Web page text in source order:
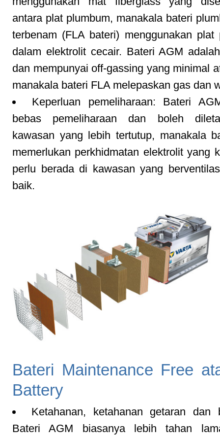
antara plat plumbum, manakala bateri
terbenam (FLA bateri) menggunakan plat
dalam elektrolit cecair. Bateri AGM
dan mempunyai off-gassing yang minimal
manakala bateri FLA melepaskan gas dan
Keperluan pemeliharaan: Bateri
bebas pemeliharaan dan boleh
kawasan yang lebih tertutup, manakala
memerlukan perkhidmatan elektrolit yang
perlu berada di kawasan yang
baik.
Bateri Maintenance Free
Battery
Ketahanan, ketahanan getaran dan
Bateri AGM biasanya lebih tahan